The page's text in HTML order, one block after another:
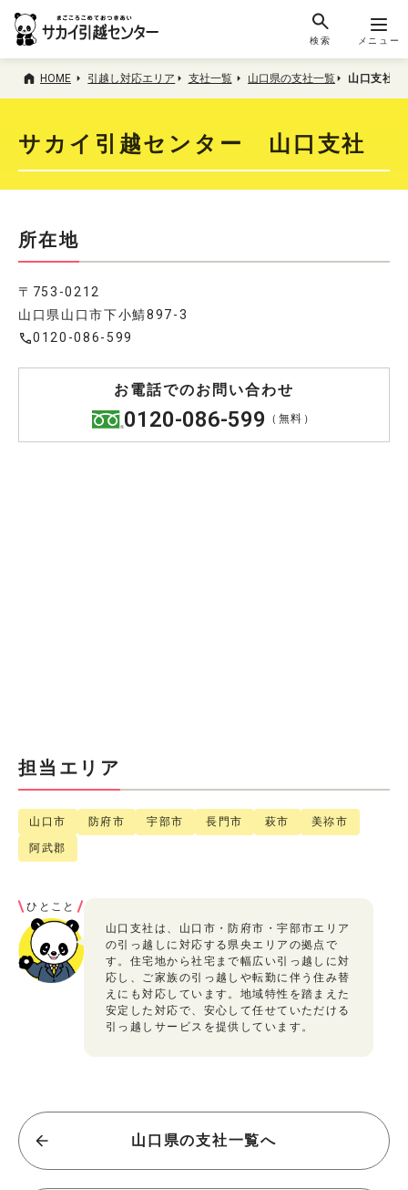
検索 メニュー
HOME 引越し対応エリア 支社一覧 山口県の支社一覧 山口支社
サカイ引越センター 山口支社
所在地
〒753-0212
山口県山口市下小鯖897-3
0120-086-599
お電話でのお問い合わせ
0120-086-599 （無料）
担当エリア
山口市 防府市 宇部市 長門市 萩市 美祢市
阿武郡
ひとこと
山口支社は、山口市・防府市・宇部市エリア
の引っ越しに対応する県央エリアの拠点で
す。住宅地から社宅まで幅広い引っ越しに対
応し、ご家族の引っ越しや転勤に伴う住み替
えにも対応しています。地域特性を踏まえた
安定した対応で、安心して任せていただける
引っ越しサービスを提供しています。
山口県の支社一覧へ